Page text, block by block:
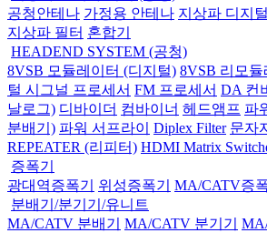
공청안테나 가정용 안테나 지상파 디지
지상파 필터 혼합기
HEADEND SYSTEM (공청)
8VSB 모듈레이터 (디지털) 8VSB 리모
털 시그널 프로세서 FM 프로세서 DA 컨
날로그) 디바이더 컴바이너 헤드앰프 파
분배기) 파워 서프라이 Diplex Filter 문자
REPEATER (리피터) HDMI Matrix
증폭기
광대역증폭기
위성증폭기
MA/CATV증폭
분배기/분기기/유니트
MA/CATV 분배기
MA/CATV 분기기